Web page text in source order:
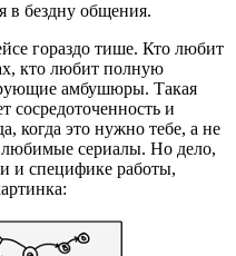
в бездну общения.
гораздо тише. Кто любит
кто любит полную
амбушюры. Такая
сосредоточенность и
когда это нужно тебе, а не
любимые сериалы. Но дело,
и специфике работы,